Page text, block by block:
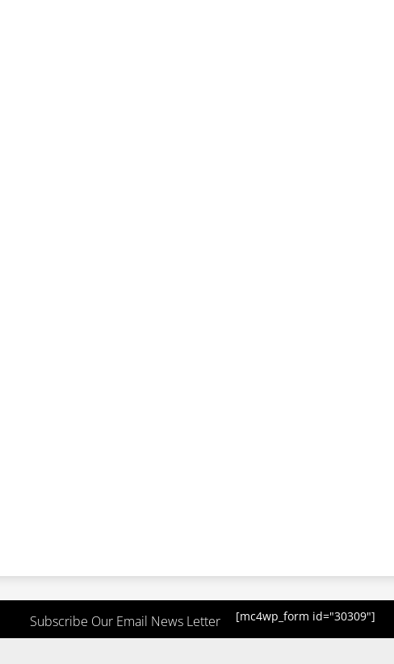
Subscribe Our Email News Letter [mc4wp_form id="30309"]